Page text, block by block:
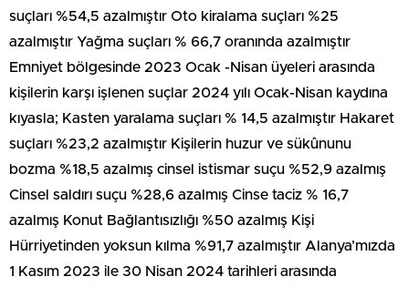
suçları %54,5 azalmıştır Oto kiralama suçları %25
azalmıştır Yağma suçları % 66,7 oranında azalmıştır
Emniyet bölgesinde 2023 Ocak -Nisan üyeleri arasında
kişilerin karşı işlenen suçlar 2024 yılı Ocak-Nisan kaydına
kıyasla; Kasten yaralama suçları % 14,5 azalmıştır Hakaret
suçları %23,2 azalmıştır Kişilerin huzur ve sükûnunu
bozma %18,5 azalmış cinsel istismar suçu %52,9 azalmış
Cinsel saldırı suçu %28,6 azalmış Cinse taciz % 16,7
azalmış Konut Bağlantısızlığı %50 azalmış Kişi
Hürriyetinden yoksun kılma %91,7 azalmıştır Alanya’mızda
1 Kasım 2023 ile 30 Nisan 2024 tarihleri arasında